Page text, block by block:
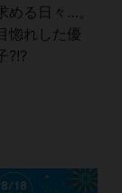
める日々…。
惚れした優
?!?